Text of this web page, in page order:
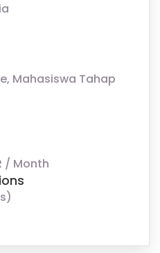
Mahasiswa Tahap
/ Month